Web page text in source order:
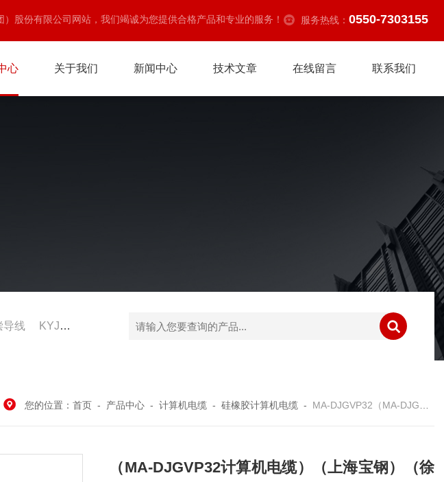
股份有限公司网站，我们竭诚为您提供合格产品和专业的服务！ 服务热线： 0550-7303155
心 关于我们 新闻中心 技术文章 在线留言 联系我们
导线 KYJV22控制电缆供应
您的位置：首页 - 产品中心 -计算机电缆 -硅橡胶计算机电缆 - MA-DJGVP32（MA-DJGVP32计算机电缆）（上海宝钢）（徐州）
（MA-DJGVP32计算机电缆）（上海宝钢）（徐